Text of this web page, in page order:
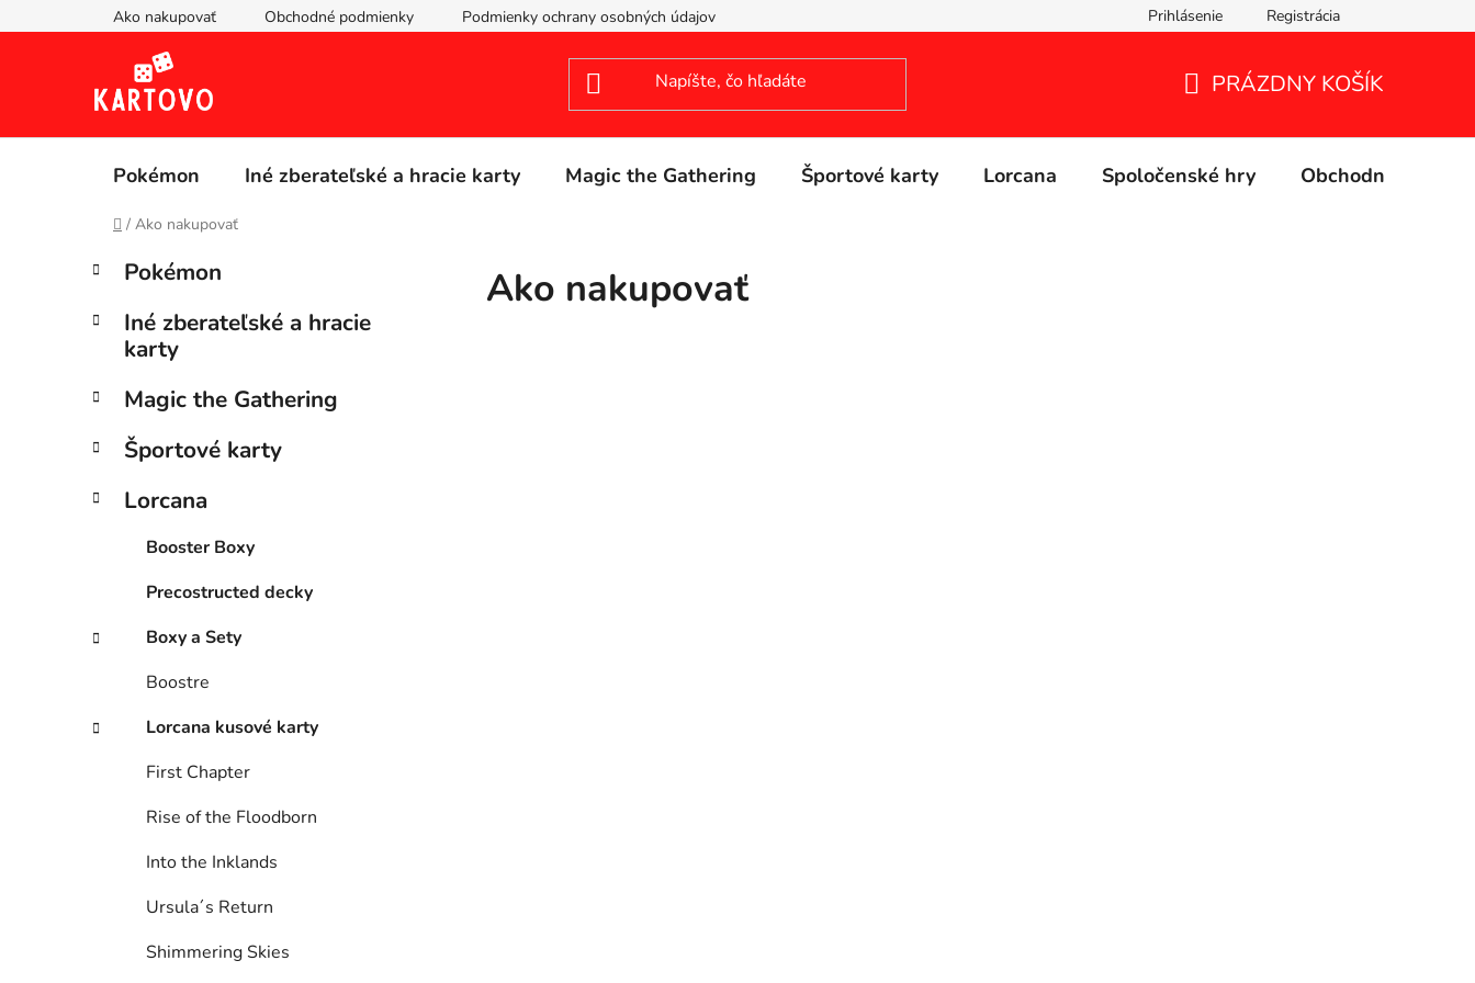
na
Ako nakupovať Obchodné podmienky Podmienky ochrany osobných údajov Prihlásenie Registrácia
KOŠÍK
PRÁZDNY KOŠÍK
Pokémon Iné zberateľské a hracie karty Magic the Gathering Športové karty Lorcana Spoločenské hry Obchodné
Domov
/ Ako nakupovať
B
č
p
n
e
Preskočiť
kategórie
K
a
e
r
e
Pokémon
Iné zberateľské a hracie
karty
Magic the Gathering
Športové karty
Lorcana
Booster Boxy
Precostructed decky
Boxy a Sety
Boostre
Lorcana kusové karty
First Chapter
Rise of the Floodborn
Into the Inklands
Ursula´s Return
Shimmering Skies
Ako nakupovať